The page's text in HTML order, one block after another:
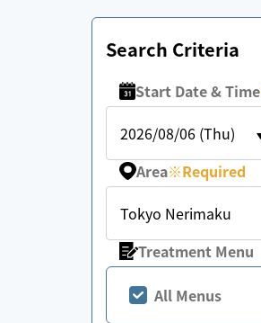
Search Criteria
Start Date & Time
2026/08/06 (Thu)
Area※Required
Tokyo Nerimaku
Treatment Menu
All Menus